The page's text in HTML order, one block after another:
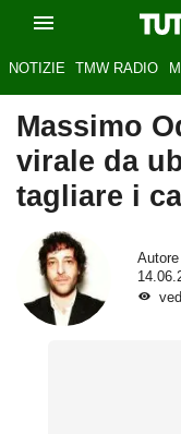
NOTIZIE TMW RADIO
Massimo
virale da
tagliare i
Autore